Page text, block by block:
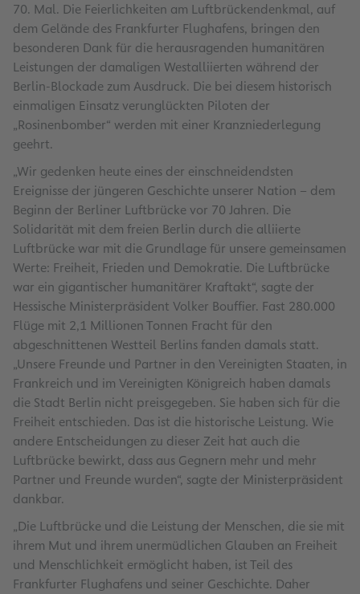
70. Mal. Die Feierlichkeiten am Luftbrückendenkmal, auf
dem Gelände des Frankfurter Flughafens, bringen den
besonderen Dank für die herausragenden humanitären
Leistungen der damaligen Westalliierten während der
Berlin-Blockade zum Ausdruck. Die bei diesem historisch
einmaligen Einsatz verunglückten Piloten der
„Rosinenbomber“ werden mit einer Kranzniederlegung
geehrt.
„Wir gedenken heute eines der einschneidendsten
Ereignisse der jüngeren Geschichte unserer Nation – dem
Beginn der Berliner Luftbrücke vor 70 Jahren. Die
Solidarität mit dem freien Berlin durch die alliierte
Luftbrücke war mit die Grundlage für unsere gemeinsamen
Werte: Freiheit, Frieden und Demokratie. Die Luftbrücke
war ein gigantischer humanitärer Kraftakt“, sagte der
Hessische Ministerpräsident Volker Bouffier. Fast 280.000
Flüge mit 2,1 Millionen Tonnen Fracht für den
abgeschnittenen Westteil Berlins fanden damals statt.
„Unsere Freunde und Partner in den Vereinigten Staaten, in
Frankreich und im Vereinigten Königreich haben damals
die Stadt Berlin nicht preisgegeben. Sie haben sich für die
Freiheit entschieden. Das ist die historische Leistung. Wie
andere Entscheidungen zu dieser Zeit hat auch die
Luftbrücke bewirkt, dass aus Gegnern mehr und mehr
Partner und Freunde wurden“, sagte der Ministerpräsident
dankbar.
„Die Luftbrücke und die Leistung der Menschen, die sie mit
ihrem Mut und ihrem unermüdlichen Glauben an Freiheit
und Menschlichkeit ermöglicht haben, ist Teil des
Frankfurter Flughafens und seiner Geschichte. Daher